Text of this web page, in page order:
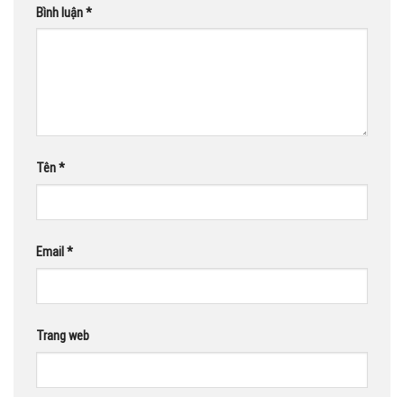
Bình luận*
Tên*
Email *
Trang web